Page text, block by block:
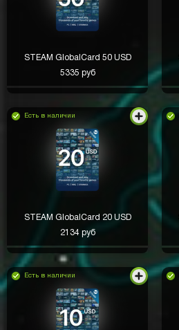
STEAM GlobalCard 50 USD
5335 руб
Есть в наличии
STEAM GlobalCard 20 USD
2134 руб
Есть в наличии